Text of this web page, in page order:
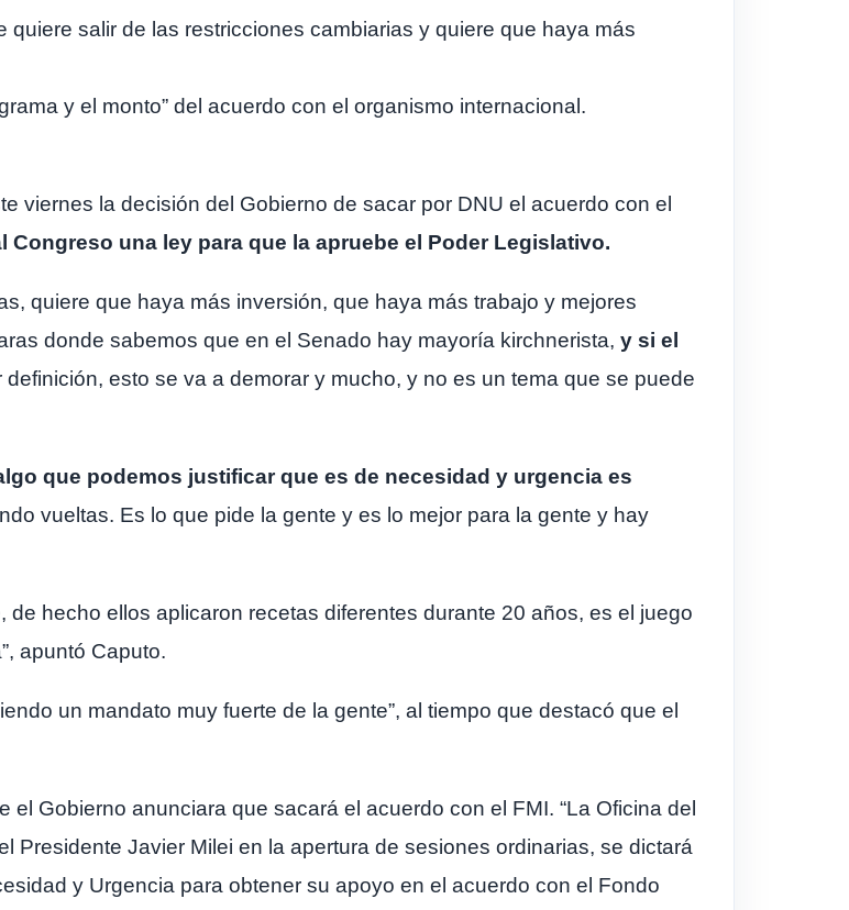
quiere salir de las restricciones cambiarias y quiere que haya más
y el monto” del acuerdo con el organismo internacional.
viernes la decisión del Gobierno de sacar por DNU el acuerdo con el
Congreso una ley para que la apruebe el Poder Legislativo.
quiere que haya más inversión, que haya más trabajo y mejores
donde sabemos que en el Senado hay mayoría kirchnerista, y si el
definición, esto se va a demorar y mucho, y no es un tema que se puede
que podemos justificar que es de necesidad y urgencia es
vueltas. Es lo que pide la gente y es lo mejor para la gente y hay
hecho ellos aplicaron recetas diferentes durante 20 años, es el juego
apuntó Caputo.
un mandato muy fuerte de la gente”, al tiempo que destacó que el
Gobierno anunciara que sacará el acuerdo con el FMI. “La Oficina del
Presidente Javier Milei en la apertura de sesiones ordinarias, se dictará
y Urgencia para obtener su apoyo en el acuerdo con el Fondo